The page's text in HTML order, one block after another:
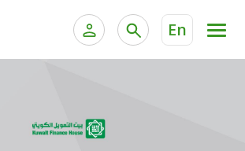
En
الخدمات المصرفية الإلكترونية للشركات